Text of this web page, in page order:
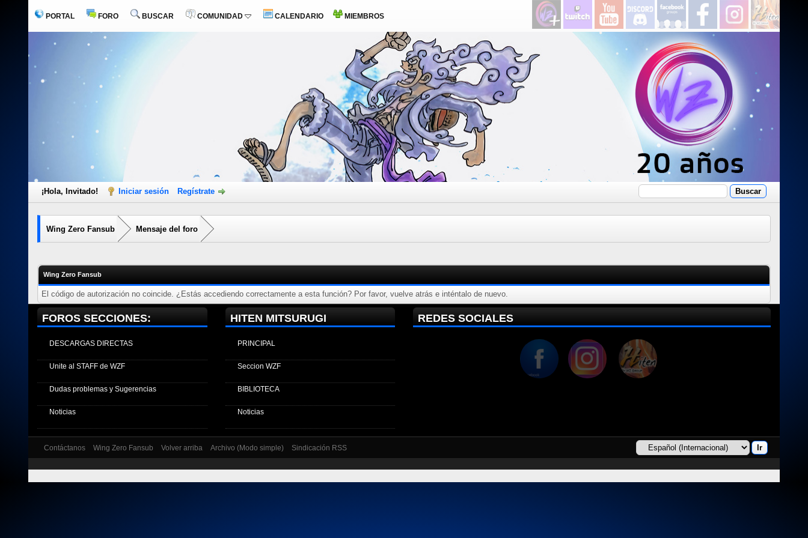
PORTAL FORO BUSCAR COMUNIDAD CALENDARIO MIEMBROS
¡Hola, Invitado! Iniciar sesión Regístrate
Wing Zero Fansub Mensaje del foro
Wing Zero Fansub
El código de autorización no coincide. ¿Estás accediendo correctamente a esta función? Por favor, vuelve atrás e inténtalo de nuevo.
FOROS SECCIONES:
DESCARGAS DIRECTAS
Unite al STAFF de WZF
Dudas problemas y Sugerencias
Noticias
HITEN MITSURUGI
PRINCIPAL
Seccion WZF
BIBLIOTECA
Noticias
REDES SOCIALES
Contáctanos Wing Zero Fansub Volver arriba Archivo (Modo simple) Sindicación RSS